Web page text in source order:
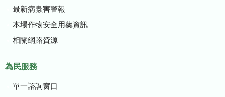
最新病蟲害警報
本場作物安全用藥資訊
相關網路資源
為民服務
單一諮詢窗口